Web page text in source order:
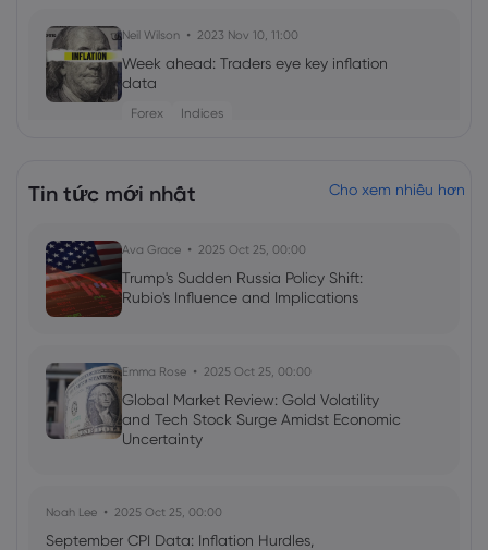
Neil Wilson 2023 Nov 10, 11:00
Week ahead: Traders eye key inflation
data
Forex Indices
2022 Aug 14, 05:43
in focus
Tin tức mới nhất Cho xem nhiều hơn
Ava Grace 2025 Oct 25, 00:00
Trump's Sudden Russia Policy Shift:
Rubio's Influence and Implications
Emma Rose 2025 Oct 25, 00:00
Global Market Review: Gold Volatility
and Tech Stock Surge Amidst Economic
Uncertainty
Noah Lee 2025 Oct 25, 00:00
September CPI Data: Inflation Hurdles,